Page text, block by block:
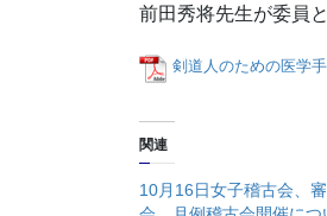
前田秀将先生が委員
剣道人のための医学
関連
10月16日女子稽古会、